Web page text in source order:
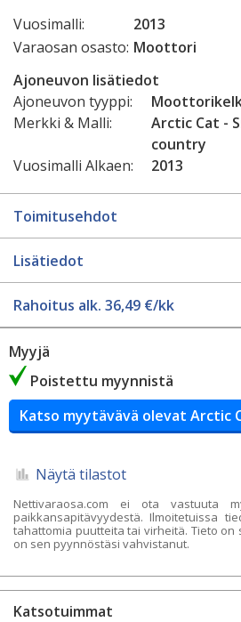
Vuosimalli:
2013
Varaosan osasto: Moottori
Ajoneuvon lisätiedot
Ajoneuvon tyyppi:
Merkki & Malli:
Arctic Cat -
country
Vuosimalli Alkaen:
2013
Toimitusehdot
Lisätiedot
Rahoitus alk. 36,49 €/kk
Myyjä
Poistettu myynnistä
Katso myytävävä olevat Arctic
Näytä tilastot
Nettivaraosa.com ei ota vastuuta
paikkansapitävyydestä. Ilmoitetuissa
tahattomia puutteita tai virheitä. Tieto on
on sen pyynnöstäsi vahvistanut.
Katsotuimmat